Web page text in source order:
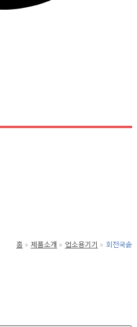
홈 제품소개 업소용기기 회전국솥